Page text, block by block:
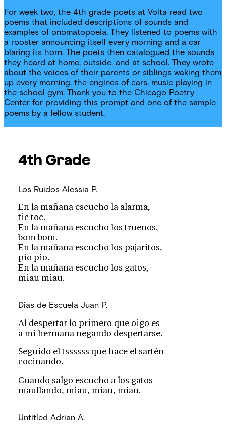
For week two, the 4th grade poets at Volta read two
poems that included descriptions of sounds and
examples of onomatopoeia. They listened to poems with
a rooster announcing itself every morning and a car
blaring its horn. The poets then catalogued the sounds
they heard at home, outside, and at school. They wrote
about the voices of their parents or siblings waking them
up every morning, the engines of cars, music playing in
the school gym. Thank you to the Chicago Poetry
Center for providing this prompt and one of the sample
poems by a fellow student.
4th Grade
Los Ruidos Alessia P.
En la mañana escucho la alarma,
tic toc.
En la mañana escucho los truenos,
bom bom.
En la mañana escucho los pajaritos,
pio pio.
En la mañana escucho los gatos,
miau miau.
Dias de Escuela Juan P.
Al despertar lo primero que oigo es
a mi hermana negando despertarse.
Seguido el tssssss que hace el sartén
cocinando.
Cuando salgo escucho a los gatos
maullando, miau, miau, miau.
Untitled Adrian A.